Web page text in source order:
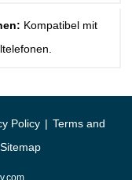
Kompatibel mit
Policy | Terms and
Sitemap